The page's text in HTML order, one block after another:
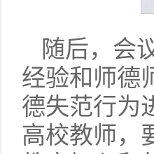
随后，会
经验和师德
德失范行为
高校教师，